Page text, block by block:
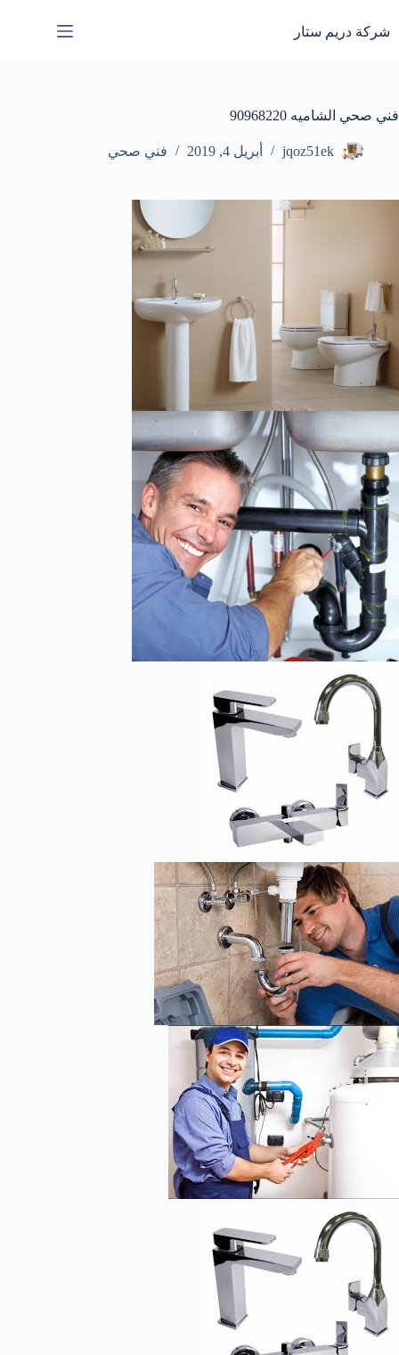
إلى
المحتوى
شركة دريم ستار
فني صحي الشاميه 90968220
jqoz51ek أبريل 4, 2019 فني صحي